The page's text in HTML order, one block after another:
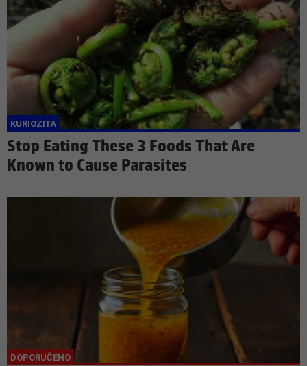
Stop Eating These 3 Foods That Are
Known to Cause Parasites